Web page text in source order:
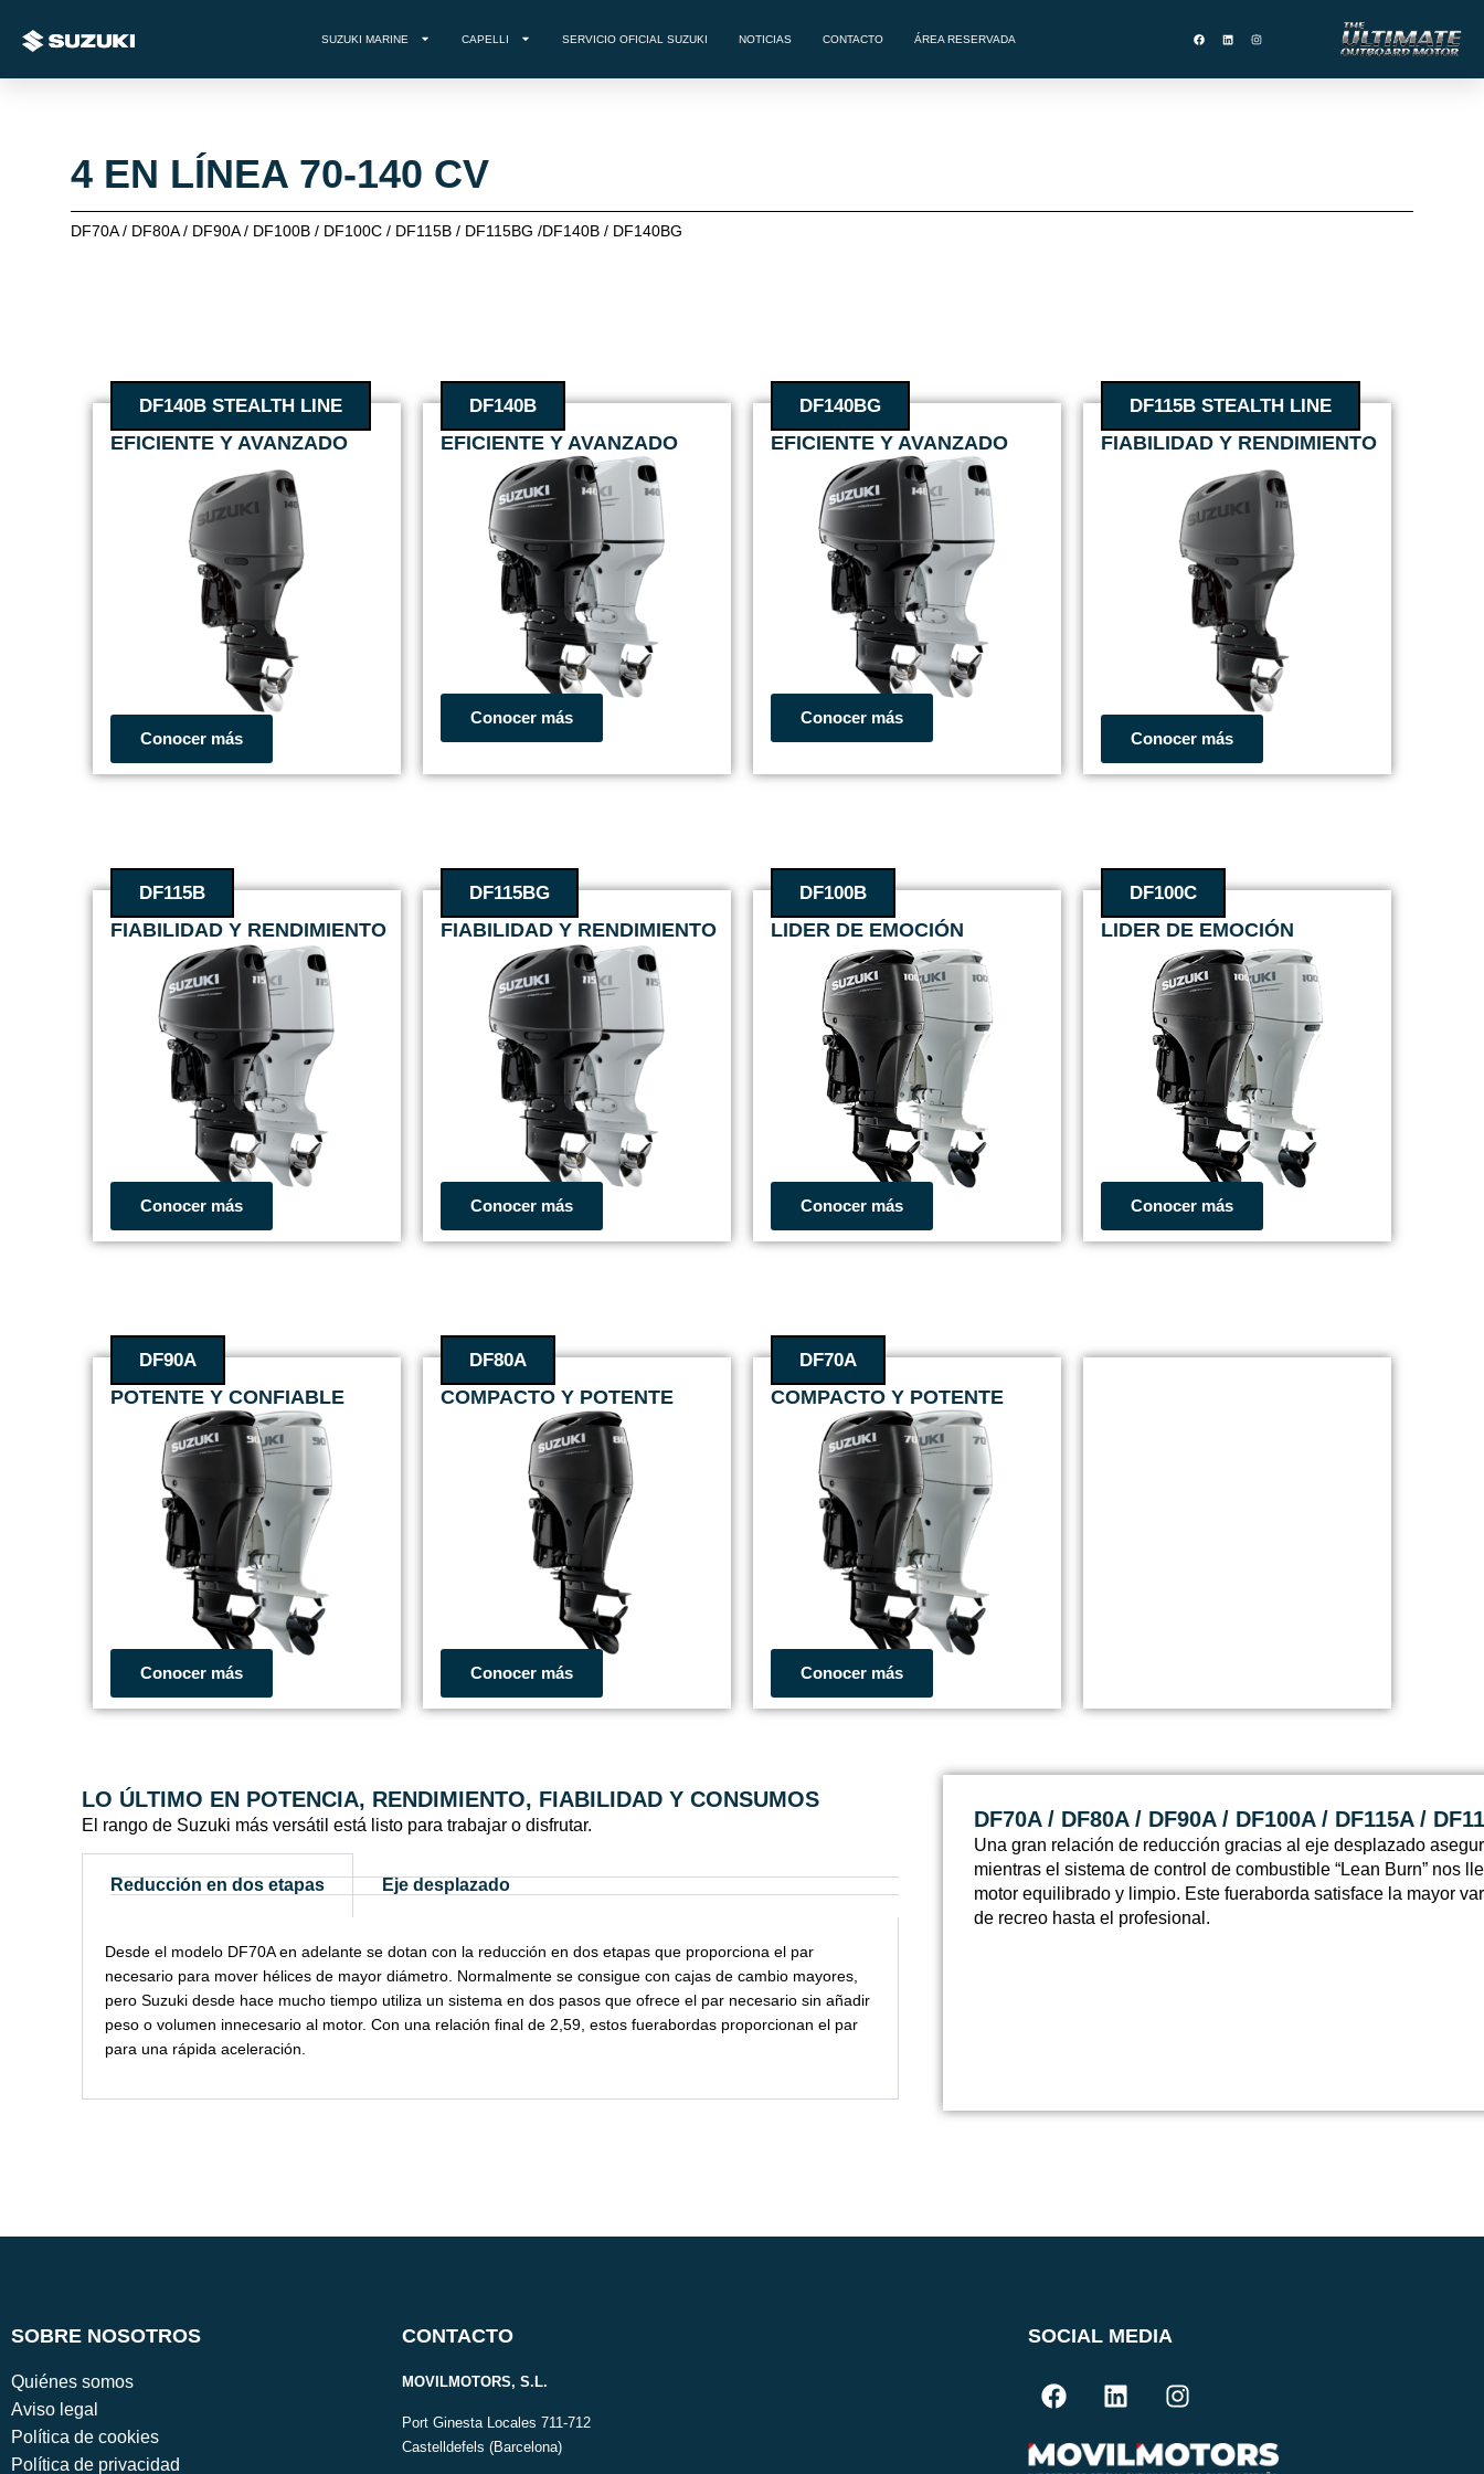
SUZUKI MARINE CAPELLI SERVICIO OFICIAL SUZUKI NOTICIAS CONTACTO ÁREA RESERVADA
4 EN LÍNEA 70-140 CV
DF70A / DF80A / DF90A / DF100B / DF100C / DF115B / DF115BG /DF140B / DF140BG
DF140B STEALTH LINE
EFICIENTE Y AVANZADO
Conocer más
DF140B
EFICIENTE Y AVANZADO
Conocer más
DF140BG
EFICIENTE Y AVANZADO
Conocer más
DF115B STEALTH LINE
FIABILIDAD Y RENDIMIENTO
Conocer más
DF115B
FIABILIDAD Y RENDIMIENTO
Conocer más
DF115BG
FIABILIDAD Y RENDIMIENTO
Conocer más
DF100B
LIDER DE EMOCIÓN
Conocer más
DF100C
LIDER DE EMOCIÓN
Conocer más
DF90A
POTENTE Y CONFIABLE
Conocer más
DF80A
COMPACTO Y POTENTE
Conocer más
DF70A
COMPACTO Y POTENTE
Conocer más
LO ÚLTIMO EN POTENCIA, RENDIMIENTO, FIABILIDAD Y CONSUMOS
El rango de Suzuki más versátil está listo para trabajar o disfrutar.
Reducción en dos etapas Eje desplazado
Desde el modelo DF70A en adelante se dotan con la reducción en dos etapas que proporciona el par
necesario para mover hélices de mayor diámetro. Normalmente se consigue con cajas de cambio mayores,
pero Suzuki desde hace mucho tiempo utiliza un sistema en dos pasos que ofrece el par necesario sin añadir
peso o volumen innecesario al motor. Con una relación final de 2,59, estos fuerabordas proporcionan el par
para una rápida aceleración.
DF70A / DF80A / DF90A / DF100A / DF115A /
Una gran relación de reducción gracias al eje desplazado
mientras el sistema de control de combustible “Lean Burn” nos
motor equilibrado y limpio. Este fueraborda satisface la mayor
de recreo hasta el profesional.
SOBRE NOSOTROS
Quiénes somos
Aviso legal
Política de cookies
Política de privacidad
CONTACTO
MOVILMOTORS, S.L.
Port Ginesta Locales 711-712
Castelldefels (Barcelona)
SOCIAL MEDIA